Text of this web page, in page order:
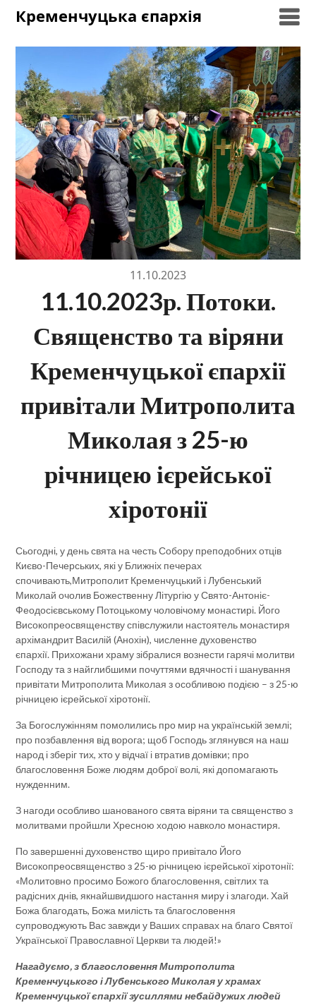
SkipКременчуцька єпархія
11.10.2023
11.10.2023р. Потоки.
Священство та віряни
Кременчуцької єпархії
привітали Митрополита
Миколая з 25-ю
річницею ієрейської
хіротонії
Сьогодні, у день свята на честь Собору преподобних отців
Києво-Печерських, які у Ближніх печерах
спочивають,Митрополит Кременчуцький і Лубенський
Миколай очолив Божественну Літургію у Свято-Антоніє-
Феодосієвському Потоцькому чоловічому монастирі. Його
Високопреосвященству співслужили настоятель монастиря
архімандрит Василій (Анохін), численне духовенство
єпархії. Прихожани храму зібралися вознести гарячі молитви
Господу та з найглибшими почуттями вдячності і шанування
привітати Митрополита Миколая з особливою подією – з 25-ю
річницею ієрейської хіротонії.
За Богослужінням помолились про мир на українській землі;
про позбавлення від ворога; щоб Господь зглянувся на наш
народ і зберіг тих, хто у відчаї і втратив домівки; про
благословення Боже людям доброї волі, які допомагають
нужденним.
З нагоди особливо шанованого свята віряни та священство з
молитвами пройшли Хресною ходою навколо монастиря.
По завершенні духовенство щиро привітало Його
Високопреосвященство з 25-ю річницею ієрейської хіротонії:
«Молитовно просимо Божого благословення, світлих та
радісних днів, якнайшвидшого настання миру і злагоди. Хай
Божа благодать, Божа милість та благословення
супроводжують Вас завжди у Ваших справах на благо Святої
Української Православної Церкви та людей!»
Нагадуємо, з благословення Митрополита
Кременчуцького і Лубенського Миколая у храмах
Кременчуцької єпархії зусиллями небайдужих людей